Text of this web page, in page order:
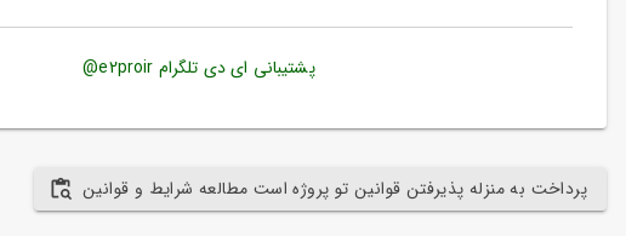
علاقه
پشتیبانی ای دی تلگرام e2proir@
پرداخت به منزله پذیرفتن قوانین تو پروژه است مطالعه شرایط و قوانین